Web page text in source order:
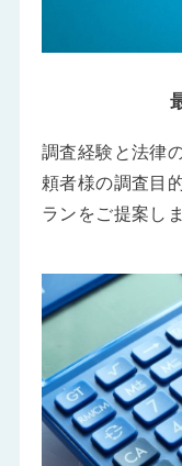
調査経験と法律
頼者様の調査目
ランをご提案しま